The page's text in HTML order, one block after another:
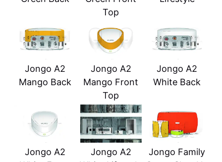
Top
Jongo A2
Mango Back
Jongo A2
Mango Front
Top
Jongo A2
White Back
Jongo A2
Jongo A2
Jongo Family